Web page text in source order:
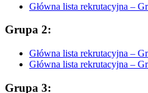
Główna lista rekrutacyjna –
Grupa 2:
Główna lista rekrutacyjna –
Główna lista rekrutacyjna –
Grupa 3: